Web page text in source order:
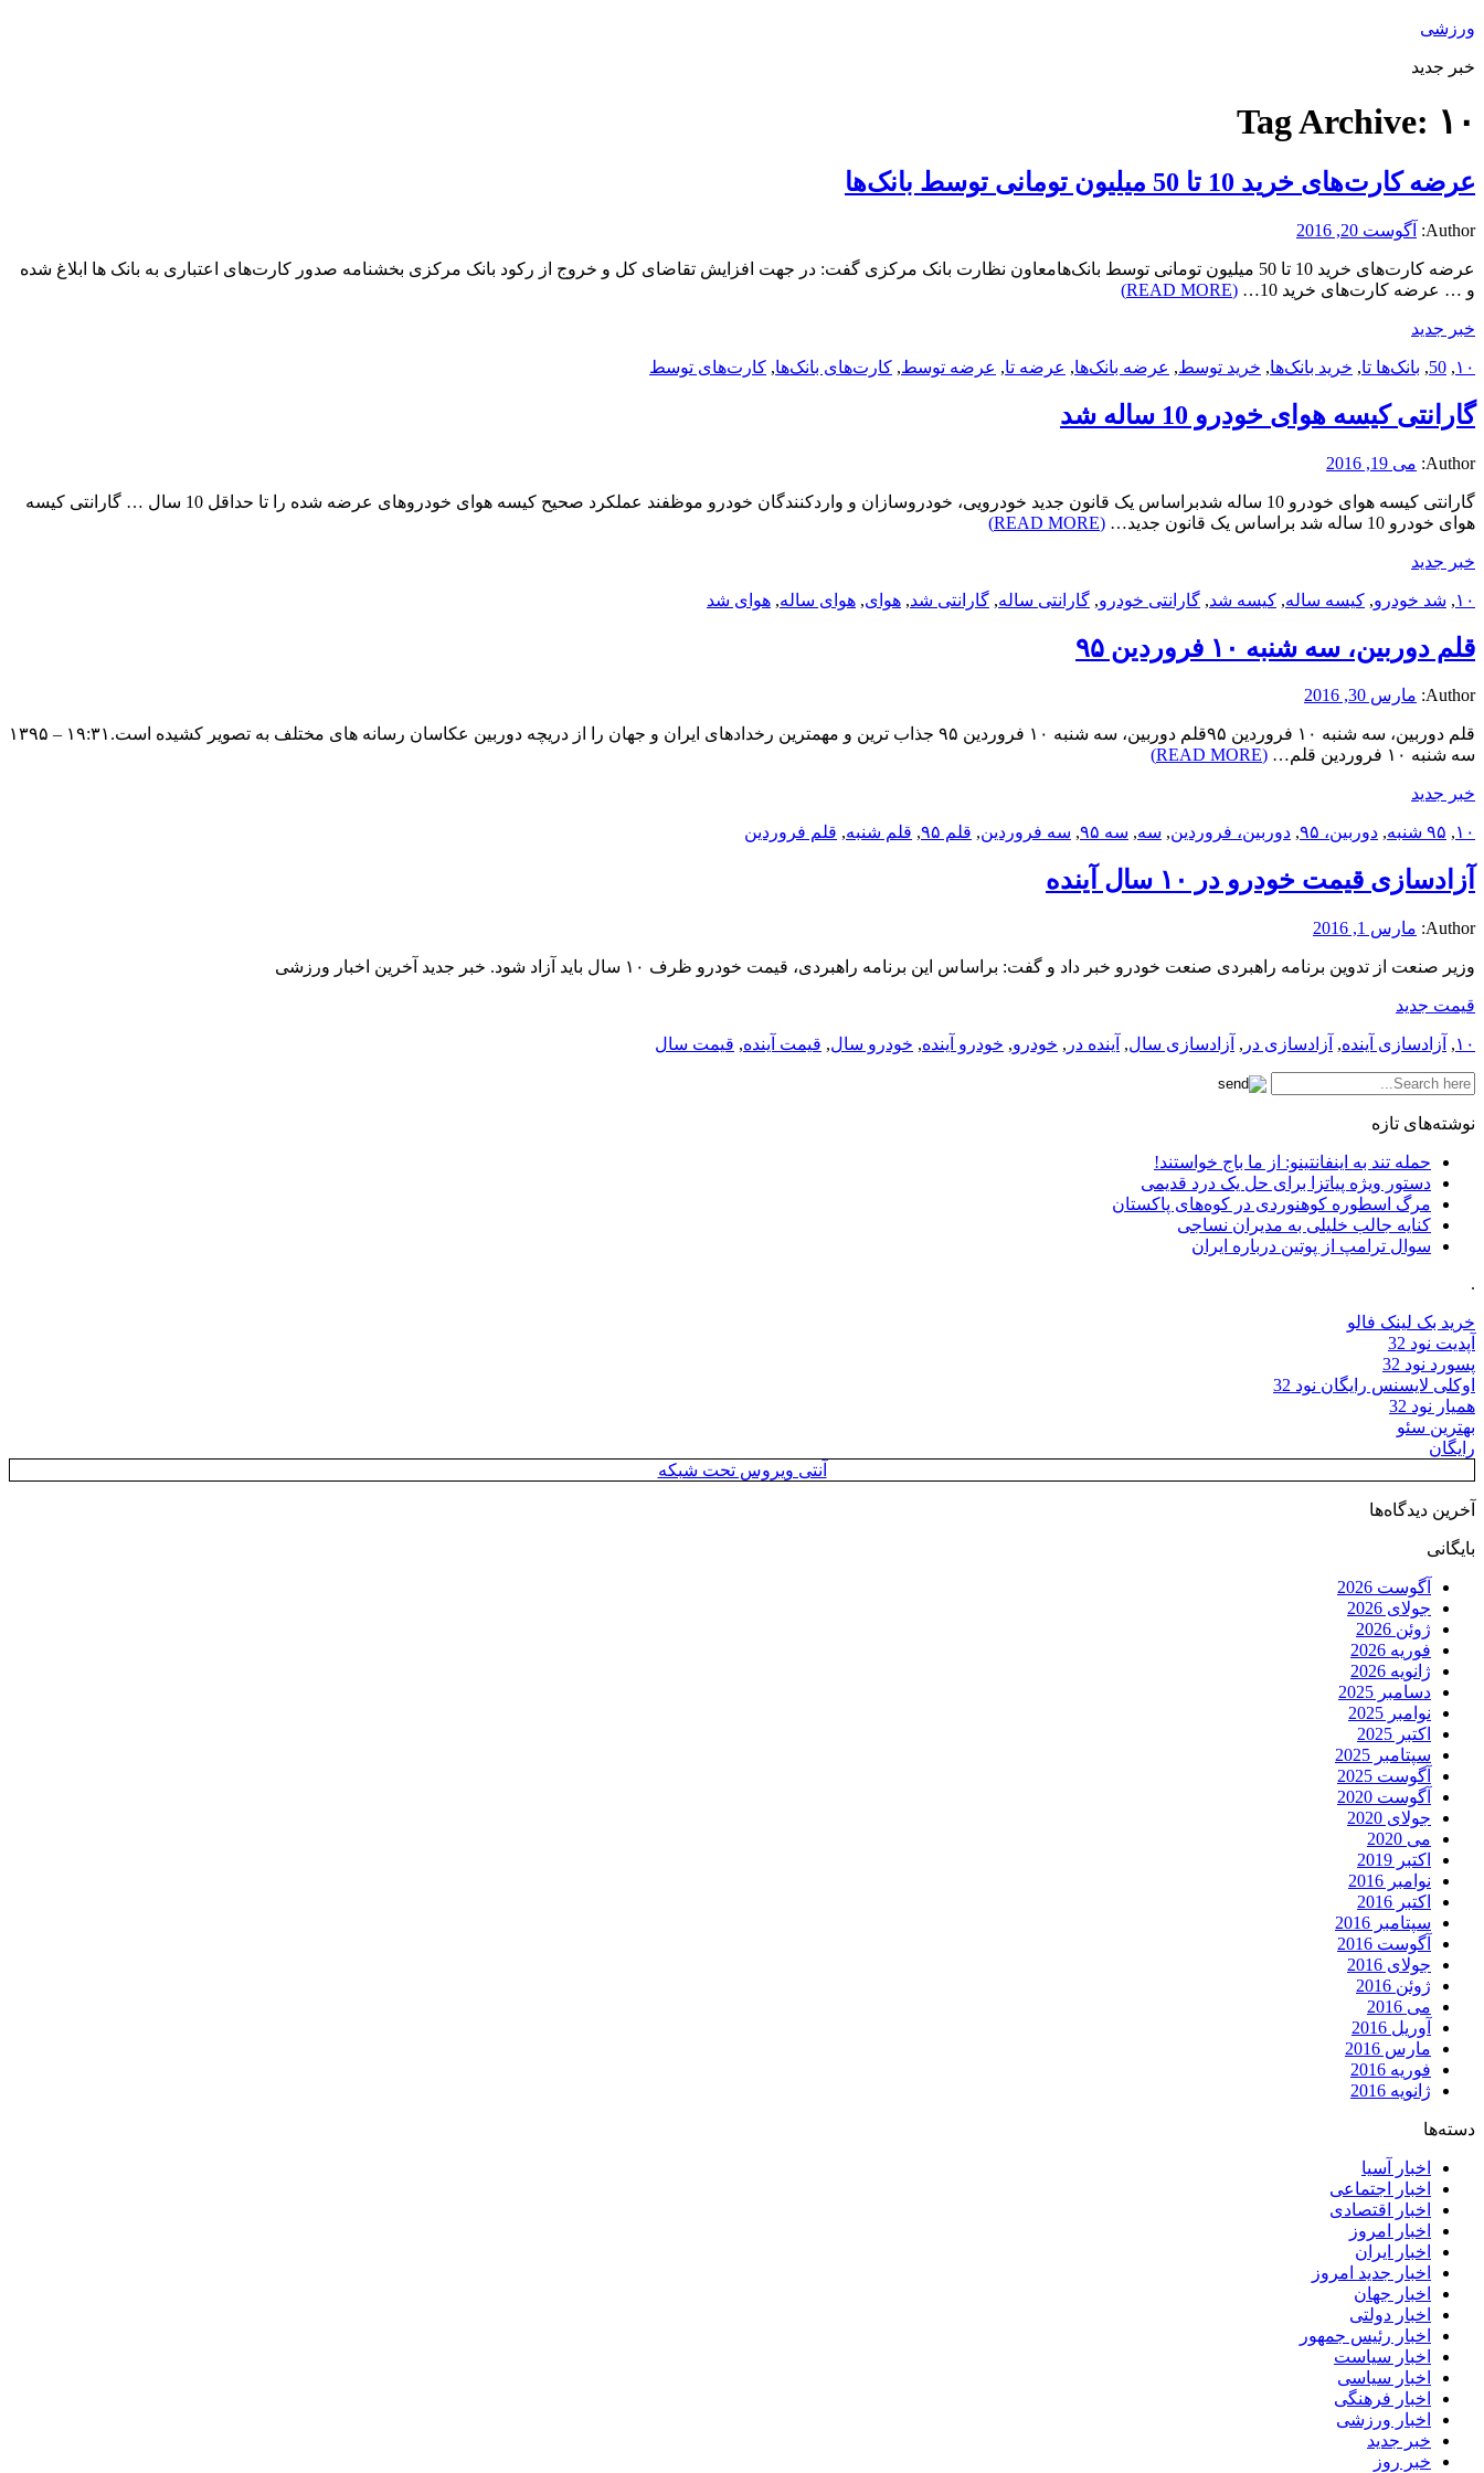
ورزشی
خبر جدید
Tag Archive: ۱۰
عرضه کارت‌های خرید 10 تا 50 میلیون تومانی توسط بانک‌ها
Author: آگوست 20, 2016
عرضه کارت‌های خرید 10 تا 50 میلیون تومانی توسط بانک‌هامعاون نظارت بانک مرکزی گفت: در جهت افزایش تقاضای کل و خروج از رکود بانک مرکزی بخشنامه صدور کارت‌های اعتباری به بانک ها ابلاغ شده
و … عرضه کارت‌های خرید 10…
(READ MORE)
خبر جدید
۱۰,
50
, بانک‌ها تا, خرید بانک‌ها, خرید توسط, عرضه بانک‌ها, عرضه تا, عرضه توسط, کارت‌های بانک‌ها, کارت‌های توسط
گارانتی کیسه هوای خودرو 10 ساله شد
Author: می 19, 2016
گارانتی کیسه هوای خودرو 10 ساله شدبراساس یک قانون جدید خودرویی، خودروسازان و واردکنندگان خودرو موظفند عملکرد صحیح کیسه هوای خودروهای عرضه شده را تا حداقل 10 سال … گارانتی کیسه
هوای خودرو 10 ساله شد براساس یک قانون جدید…
(READ MORE)
خبر جدید
۱۰, شد خودرو, کیسه ساله, کیسه شد, گارانتی خودرو, گارانتی ساله, گارانتی شد, هوای, هوای ساله, هوای شد
قلم دوربین، سه شنبه ۱۰ فروردین ۹۵
Author: مارس 30, 2016
قلم دوربین، سه شنبه ۱۰ فروردین ۹۵قلم دوربین، سه شنبه ۱۰ فروردین ۹۵ جذاب ترین و مهمترین رخدادهای ایران و جهان را از دریچه دوربین عکاسان رسانه های مختلف به تصویر کشیده است.۱۹:۳۱ – ۱۳۹۵
سه شنبه ۱۰ فروردین قلم…
(READ MORE)
خبر جدید
۱۰, ۹۵ شنبه , دوربین، ۹۵ , دوربین، فروردین, سه, سه ۹۵ , سه فروردین, قلم ۹۵ , قلم شنبه, قلم فروردین
آزادسازی قیمت خودرو در ۱۰ سال آینده
Author: مارس 1, 2016
وزیر صنعت از تدوین برنامه راهبردی صنعت خودرو خبر داد و گفت: براساس این برنامه راهبردی، قیمت خودرو ظرف ۱۰ سال باید آزاد شود. خبر جدید آخرین اخبار ورزشی
قیمت جدید
۱۰, آزادسازی آینده, آزادسازی در , آزادسازی سال, آینده در , خودرو, خودرو آینده, خودرو سال, قیمت آینده, قیمت سال
نوشته‌های تازه
حمله تند به اینفانتینو: از ما باج خواستند!
دستور ویژه پیاتزا برای حل یک درد قدیمی
مرگ اسطوره کوهنوردی در کوه‌های پاکستان
کنایه جالب خلیلی به مدیران نساجی
سوال ترامپ از پوتین درباره ایران
.
خرید بک لینک فالو
آپدیت نود 32
پسورد نود 32
اوکلی لایسنس رایگان نود 32
همیار نود 32
بهترین سئو
رایگان
آنتی ویروس تحت شبکه
آخرین دیدگاه‌ها
بایگانی
آگوست 2026
جولای 2026
ژوئن 2026
فوریه 2026
ژانویه 2026
دسامبر 2025
نوامبر 2025
اکتبر 2025
سپتامبر 2025
آگوست 2025
آگوست 2020
جولای 2020
می 2020
اکتبر 2019
نوامبر 2016
اکتبر 2016
سپتامبر 2016
آگوست 2016
جولای 2016
ژوئن 2016
می 2016
آوریل 2016
مارس 2016
فوریه 2016
ژانویه 2016
دسته‌ها
اخبار آسیا
اخبار اجتماعی
اخبار اقتصادی
اخبار امروز
اخبار ایران
اخبار جدید امروز
اخبار جهان
اخبار دولتی
اخبار رئیس جمهور
اخبار سیاست
اخبار سیاسی
اخبار فرهنگی
اخبار ورزشی
خبر جدید
خبر روز